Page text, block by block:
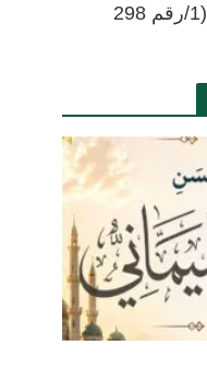
السند مظلم اهـ «الضعيفة» (1/رقم 298